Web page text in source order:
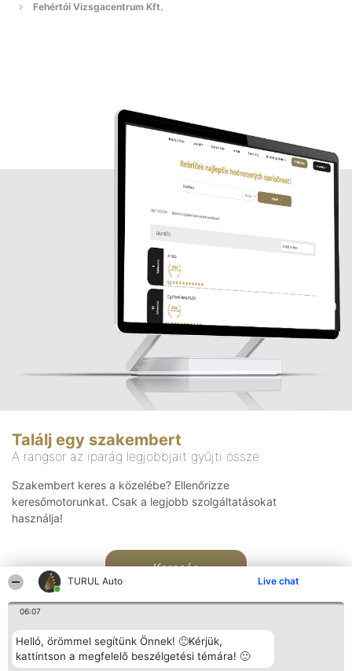
TURUL Auto Live chat
06:07
Helló, örömmel segítünk Önnek! 🙂Kérjük,
kattintson a megfelelő beszélgetési témára! 🙂
Fehértói Vizsgacentrum Kft.
Találj egy szakembert
A rangsor az iparág legjobbjait gyűjti össze
Szakembert keres a közelébe? Ellenőrizze
keresőmotorunkat. Csak a legjobb szolgáltatásokat
használja!
Keresés